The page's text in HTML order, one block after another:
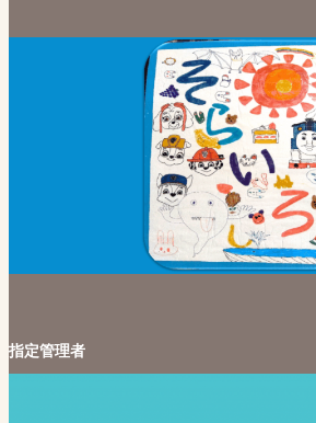
指定管理者